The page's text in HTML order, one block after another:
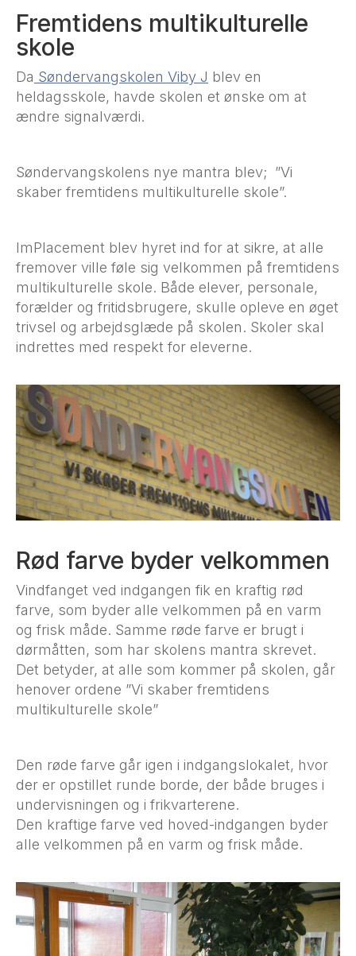
Fremtidens multikulturelle
skole
Da Søndervangskolen Viby J blev en
heldagsskole, havde skolen et ønske om at
ændre signalværdi.
Søndervangskolens nye mantra blev; ”Vi
skaber fremtidens multikulturelle skole”.
ImPlacement blev hyret ind for at sikre, at alle
fremover ville føle sig velkommen på fremtidens
multikulturelle skole. Både elever, personale,
forælder og fritidsbrugere, skulle opleve en øget
trivsel og arbejdsglæde på skolen. Skoler skal
indrettes med respekt for eleverne.
Rød farve byder velkommen
Vindfanget ved indgangen fik en kraftig rød
farve, som byder alle velkommen på en varm
og frisk måde. Samme røde farve er brugt i
dørmåtten, som har skolens mantra skrevet.
Det betyder, at alle som kommer på skolen, går
henover ordene ”Vi skaber fremtidens
multikulturelle skole”
Den røde farve går igen i indgangslokalet, hvor
der er opstillet runde borde, der både bruges i
undervisningen og i frikvarterene.
Den kraftige farve ved hoved-indgangen byder
alle velkommen på en varm og frisk måde.